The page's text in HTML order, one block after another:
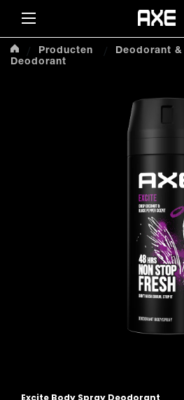
Producten
Deodorant
Deodorant
Excite Body Spray Deodorant